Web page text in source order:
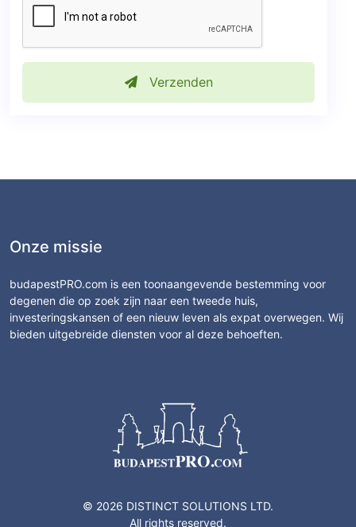
Verzenden
Onze missie
budapestPRO.com is een toonaangevende bestemming voor
degenen die op zoek zijn naar een tweede huis,
investeringskansen of een nieuw leven als expat overwegen. Wij
bieden uitgebreide diensten voor al deze behoeften.
© 2026 DISTINCT SOLUTIONS LTD.
All rights reserved.